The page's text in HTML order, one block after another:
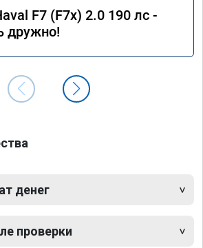
F7 (F7x) 2.0 190 лс -
дружно!
денег
проверки